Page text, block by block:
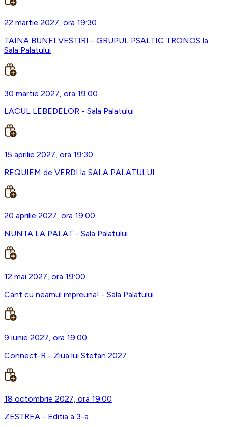
22 martie 2027, ora 19:30
TAINA BUNEI VESTIRI - GRUPUL PSALTIC TRONOS la
Sala Palatului
30 martie 2027, ora 19:00
LACUL LEBEDELOR - Sala Palatului
15 aprilie 2027, ora 19:30
REQUIEM de VERDI la SALA PALATULUI
20 aprilie 2027, ora 19:00
NUNTA LA PALAT - Sala Palatului
12 mai 2027, ora 19:00
Cant cu neamul impreuna! - Sala Palatului
9 iunie 2027, ora 19:00
Connect-R - Ziua lui Stefan 2027
18 octombrie 2027, ora 19:00
ZESTREA - Editia a 3-a